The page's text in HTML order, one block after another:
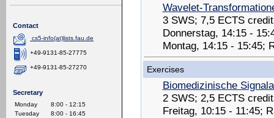
Contact
cs5-info(at)lists.fau.de
+49-9131-85-27775
+49-9131-85-27270
Secretary
Monday
8:00 - 12:15
Tuesday
8:00 - 16:45
Wavelet-
3 SWS; 7,5 ECTS
Donnerstag, 14:15 -
Montag, 14:15 - 15:45;
Exercises
Biomedizinische
2 SWS; 2,5 ECTS
Freitag, 10:15 - 11:45;